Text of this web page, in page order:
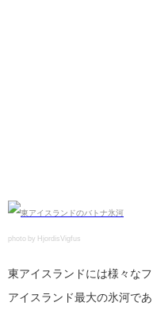
photo by HjordisVigfus
東アイスランドには様々な
アイスランド最大の氷河で